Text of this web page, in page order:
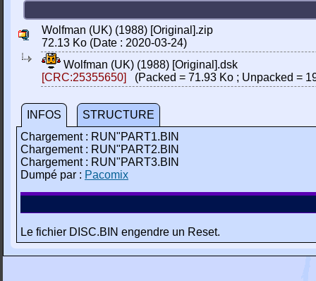
Wolfman (UK) (1988) [Original].zip
72.13 Ko (Date : 2020-03-24)
Wolfman (UK) (1988) [Original].dsk
[CRC:25355650]
(Packed = 71.93 Ko ; Unpacked =
INFOS
STRUCTURE
Chargement : RUN"PART1.BIN
Chargement : RUN"PART2.BIN
Chargement : RUN"PART3.BIN
Dumpé par : Pacomix
Le fichier DISC.BIN engendre un Reset.